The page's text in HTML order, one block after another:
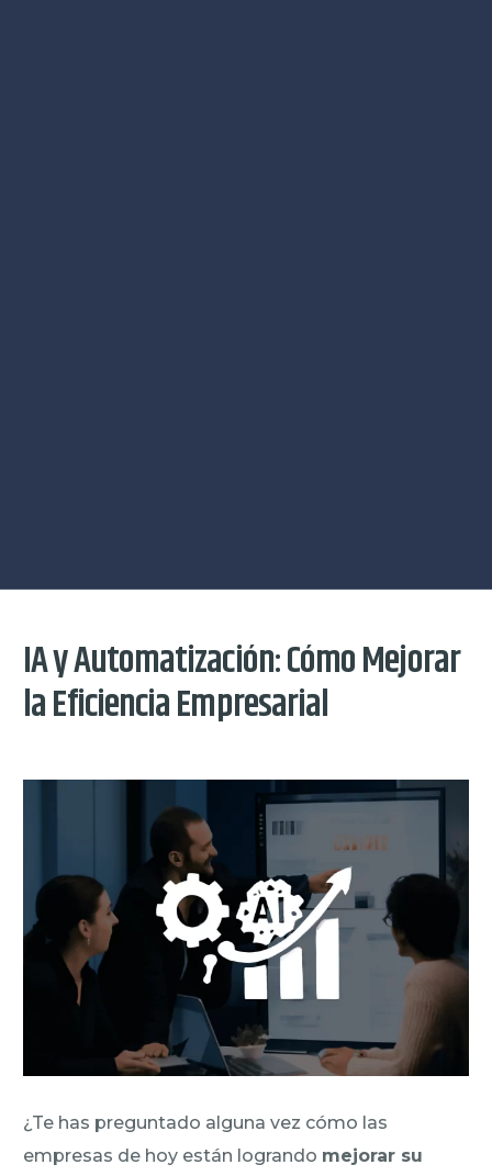
IA y Automatización: Cómo Mejorar
la Eficiencia Empresarial
¿Te has preguntado alguna vez cómo las
empresas de hoy están logrando mejorar su